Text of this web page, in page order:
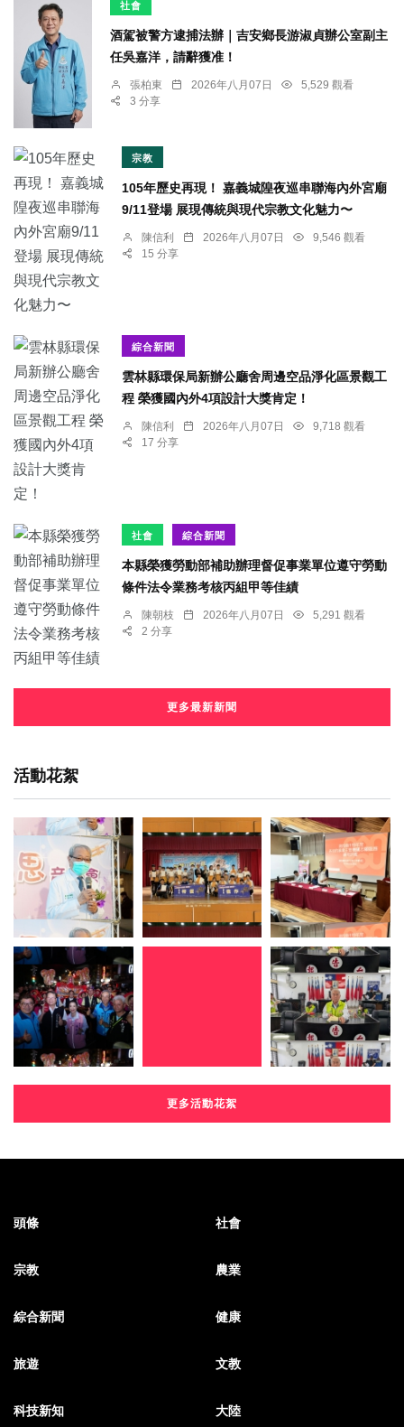
社會
酒駕被警方逮捕法辦｜吉安鄉長游淑貞辦公室副主
任吳嘉洋，請辭獲准！
張柏東 2026年八月07日
5,529 觀看
3 分享
宗教
105年歷史再現！ 嘉義城隍夜巡串聯海內外宮廟
9/11登場 展現傳統與現代宗教文化魅力〜
陳信利 2026年八月07日
9,546 觀看
15 分享
綜合新聞
雲林縣環保局新辦公廳舍周邊空品淨化區景觀工
程 榮獲國內外4項設計大獎肯定！
陳信利 2026年八月07日
9,718 觀看
17 分享
社會 綜合新聞
本縣榮獲勞動部補助辦理督促事業單位遵守勞動
條件法令業務考核丙組甲等佳績
陳朝枝 2026年八月07日
5,291 觀看
2 分享
更多最新新聞
活動花絮
更多活動花絮
頭條 社會
宗教 農業
綜合新聞 健康
旅遊 文教
科技新知 大陸